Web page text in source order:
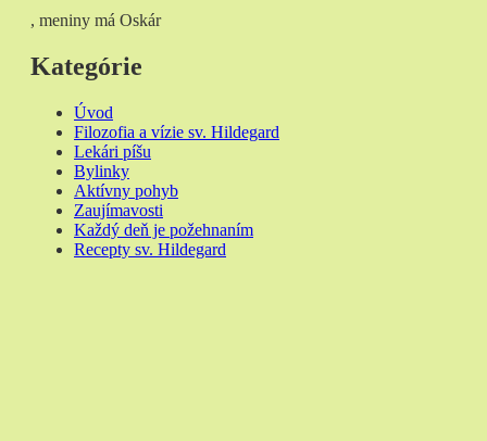
, meniny má Oskár
Kategórie
Úvod
Filozofia a vízie sv. Hildegard
Lekári píšu
Bylinky
Aktívny pohyb
Zaujímavosti
Každý deň je požehnaním
Recepty sv. Hildegard